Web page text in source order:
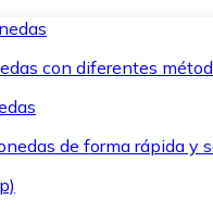
con diferentes
de forma rápida y